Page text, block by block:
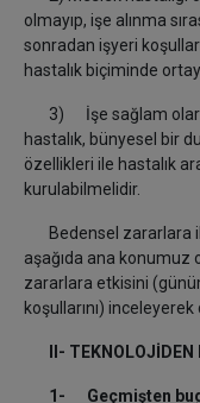
olmayıp, işe alınma
sonradan işyeri
hastalık biçiminde
3) İşe sağlam olarak
hastalık, bünyesel bir
özellikleri ile hastalık
kurulabilmelidir.
Bedensel zararlara
aşağıda ana konumuz
zararlara etkisini
koşullarını)
II-
1- Geçmişten